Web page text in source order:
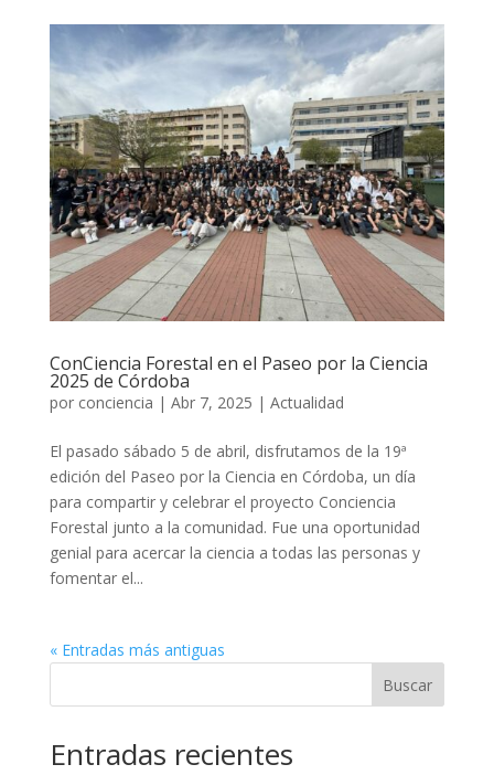
ConCiencia Forestal en el Paseo por la Ciencia
2025 de Córdoba
por conciencia | Abr 7, 2025 | Actualidad
El pasado sábado 5 de abril, disfrutamos de la 19ª
edición del Paseo por la Ciencia en Córdoba, un día
para compartir y celebrar el proyecto Conciencia
Forestal junto a la comunidad. Fue una oportunidad
genial para acercar la ciencia a todas las personas y
fomentar el...
« Entradas más antiguas
Buscar
Entradas recientes